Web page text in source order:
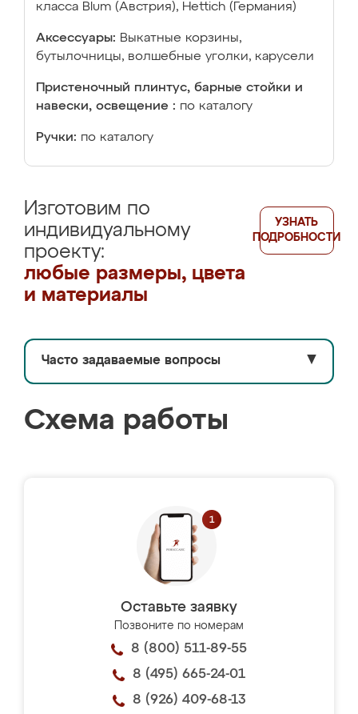
класса Blum (Австрия), Hettich (Германия)
Аксессуары: Выкатные корзины,
бутылочницы, волшебные уголки, карусели
Пристеночный плинтус, барные стойки и
навески, освещение : по каталогу
Ручки: по каталогу
Изготовим по
индивидуальному
проекту:
любые размеры, цвета
и материалы
УЗНАТЬ
ПОДРОБНОСТИ
Часто задаваемые вопросы ▼
Схема работы
Оставьте заявку
Позвоните по номерам
8 (800) 511-89-55
8 (495) 665-24-01
8 (926) 409-68-13